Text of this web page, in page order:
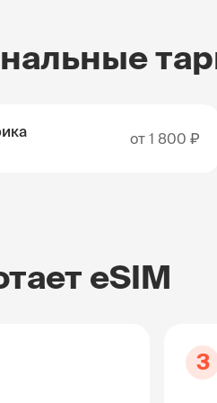
от 1 800 ₽
eSIM
3